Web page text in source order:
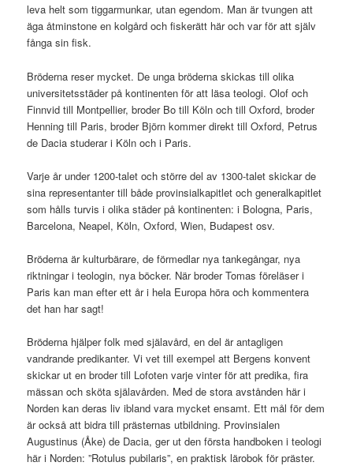
leva helt som tiggarmunkar, utan egendom. Man är tvungen att
äga åtminstone en kolgård och fiskerätt här och var för att själv
fånga sin fisk.
Bröderna reser mycket. De unga bröderna skickas till olika
universitetsstäder på kontinenten för att läsa teologi. Olof och
Finnvid till Montpellier, broder Bo till Köln och till Oxford, broder
Henning till Paris, broder Björn kommer direkt till Oxford, Petrus
de Dacia studerar i Köln och i Paris.
Varje år under 1200-talet och större del av 1300-talet skickar de
sina representanter till både provinsialkapitlet och generalkapitlet
som hålls turvis i olika städer på kontinenten: i Bologna, Paris,
Barcelona, Neapel, Köln, Oxford, Wien, Budapest osv.
Bröderna är kulturbärare, de förmedlar nya tankegångar, nya
riktningar i teologin, nya böcker. När broder Tomas föreläser i
Paris kan man efter ett år i hela Europa höra och kommentera
det han har sagt!
Bröderna hjälper folk med själavård, en del är antagligen
vandrande predikanter. Vi vet till exempel att Bergens konvent
skickar ut en broder till Lofoten varje vinter för att predika, fira
mässan och sköta själavården. Med de stora avstånden här i
Norden kan deras liv ibland vara mycket ensamt. Ett mål för dem
är också att bidra till prästernas utbildning. Provinsialen
Augustinus (Åke) de Dacia, ger ut den första handboken i teologi
här i Norden: ”Rotulus pubilaris”, en praktisk lärobok för präster.